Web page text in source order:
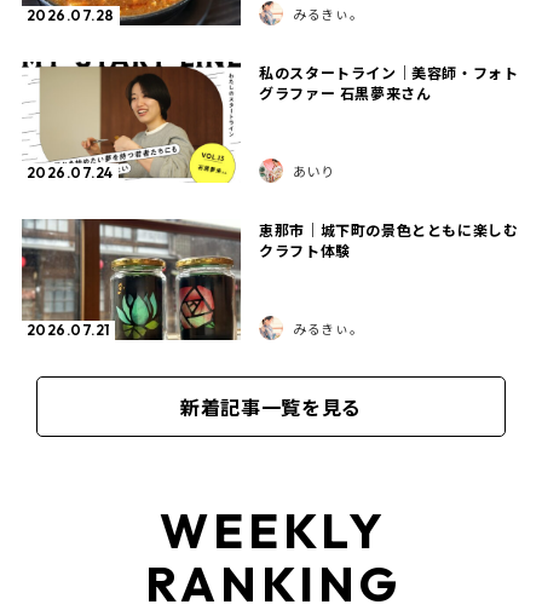
2026.07.28 みるきぃ。
2026.07.24
私のスタートライン｜美容師・フォト
グラファー 石黒夢来さん
あいり
2026.07.21
恵那市｜城下町の景色とともに楽しむ
クラフト体験
みるきぃ。
新着記事一覧を見る
WEEKLY
RANKING